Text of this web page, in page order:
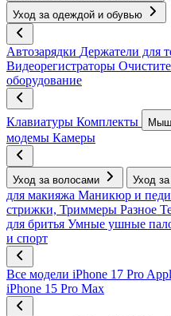
Уход за одеждой и обувью
Автозарядки Держатели для
Видеорегистраторы
оборудование
Клавиатуры Комплекты
модемы Камеры
Уход за волосами Уход
для макияжа Маникюр и
стрижки, Триммеры Разное
для бритья Умные ушные
и спорт
Все модели iPhone 17 Pro
iPhone 15 Pro Max